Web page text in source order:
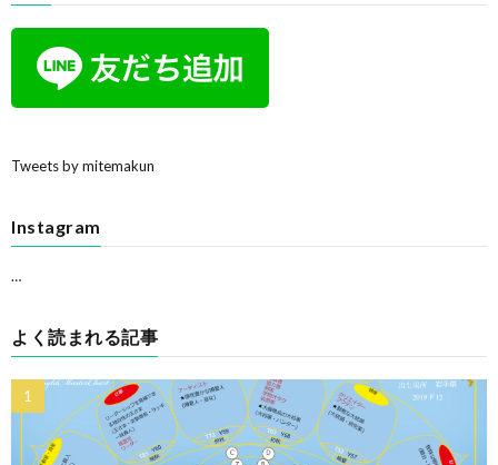
Tweets by mitemakun
Instagram
…
よく読まれる記事